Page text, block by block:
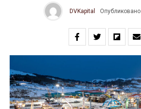
DVKapital Опубликовано